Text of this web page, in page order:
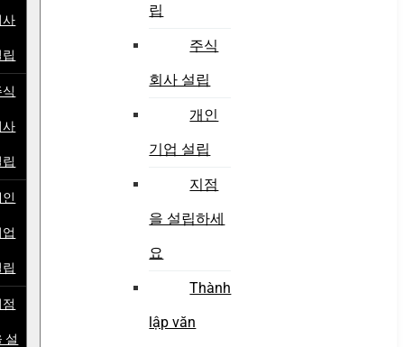
사
사
설
립
주식
회사 설립
개인
기업 설립
지점
을 설립하세
요
Thành
lập văn